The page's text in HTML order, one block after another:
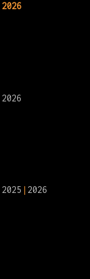
2026
2026
2025 2026